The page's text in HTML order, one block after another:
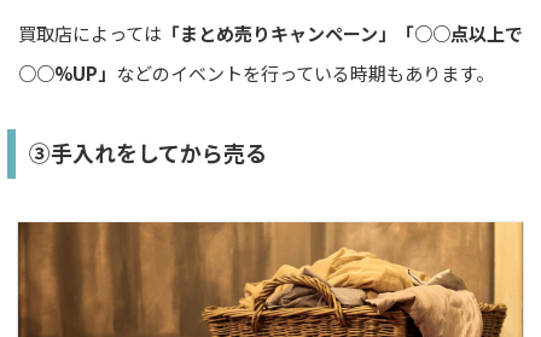
買取店によっては 「まとめ売りキャンペーン」「○○点以上で
○○%UP」 などのイベントを行っている時期もあります。
③手入れをしてから売る